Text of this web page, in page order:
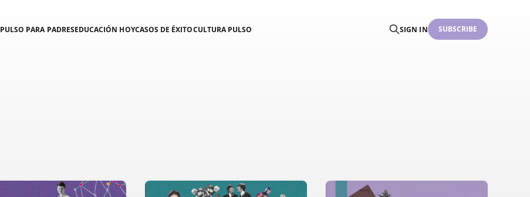
PULSO PARA PADRESEDUCACIÓN HOYCASOS DE ÉXITOCULTURA PULSO SIGN IN SUBSCRIBE